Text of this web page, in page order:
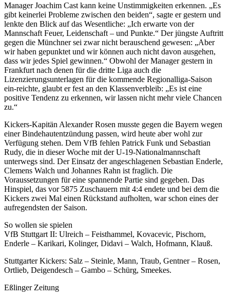
Manager Joachim Cast kann keine Unstimmigkeiten erkennen. „Es
gibt keinerlei Probleme zwischen den beiden“, sagte er gestern und
lenkte den Blick auf das Wesentliche: „Ich erwarte von der
Mannschaft Feuer, Leidenschaft – und Punkte.“ Der jüngste Auftritt
gegen die Münchner sei zwar nicht berauschend gewesen: „Aber
wir haben gepunktet und wir können auch nicht davon ausgehen,
dass wir jedes Spiel gewinnen.“ Obwohl der Manager gestern in
Frankfurt nach denen für die dritte Liga auch die
Lizenzierungsunterlagen für die kommende Regionalliga-Saison
ein-reichte, glaubt er fest an den Klassenverbleib: „Es ist eine
positive Tendenz zu erkennen, wir lassen nicht mehr viele Chancen
zu.“
Kickers-Kapitän Alexander Rosen musste gegen die Bayern wegen
einer Bindehautentzündung passen, wird heute aber wohl zur
Verfügung stehen. Dem VfB fehlen Patrick Funk und Sebastian
Rudy, die in dieser Woche mit der U-19-Nationalmannschaft
unterwegs sind. Der Einsatz der angeschlagenen Sebastian Enderle,
Clemens Walch und Johannes Rahn ist fraglich. Die
Voraussetzungen für eine spannende Partie sind gegeben. Das
Hinspiel, das vor 5875 Zuschauern mit 4:4 endete und bei dem die
Kickers zwei Mal einen Rückstand aufholten, war schon eines der
aufregendsten der Saison.
So wollen sie spielen
VfB Stuttgart II: Ulreich – Feisthammel, Kovacevic, Pischorn,
Enderle – Karikari, Kolinger, Didavi – Walch, Hofmann, Klauß.
Stuttgarter Kickers: Salz – Steinle, Mann, Traub, Gentner – Rosen,
Ortlieb, Deigendesch – Gambo – Schürg, Smeekes.
Eßlinger Zeitung